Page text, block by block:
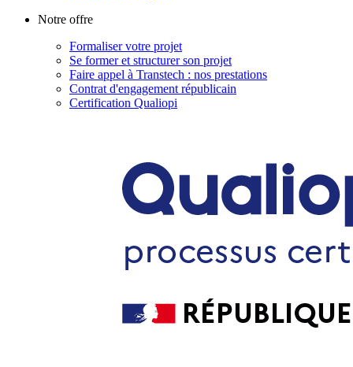
Notre offre
Formaliser votre projet
Se former et structurer son projet
Faire appel à Transtech : nos prestations
Contrat d'engagement républicain
Certification Qualiopi